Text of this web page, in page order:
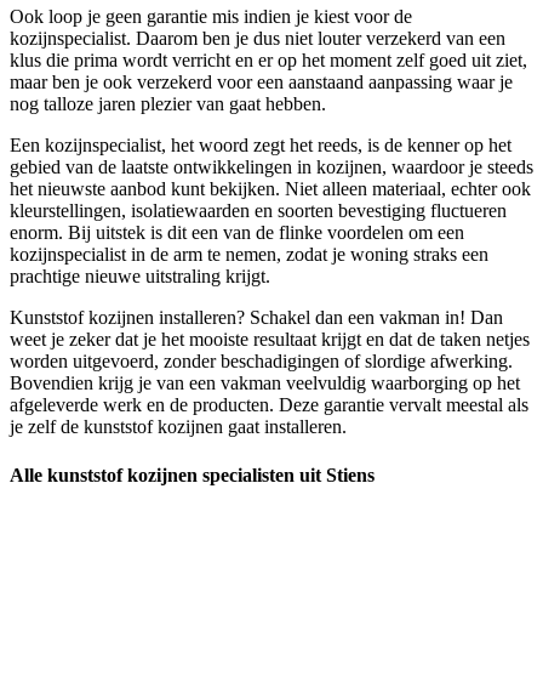
Ook loop je geen garantie mis indien je kiest voor de
kozijnspecialist. Daarom ben je dus niet louter verzekerd van een
klus die prima wordt verricht en er op het moment zelf goed uit ziet,
maar ben je ook verzekerd voor een aanstaand aanpassing waar je
nog talloze jaren plezier van gaat hebben.
Een kozijnspecialist, het woord zegt het reeds, is de kenner op het
gebied van de laatste ontwikkelingen in kozijnen, waardoor je steeds
het nieuwste aanbod kunt bekijken. Niet alleen materiaal, echter ook
kleurstellingen, isolatiewaarden en soorten bevestiging fluctueren
enorm. Bij uitstek is dit een van de flinke voordelen om een
kozijnspecialist in de arm te nemen, zodat je woning straks een
prachtige nieuwe uitstraling krijgt.
Kunststof kozijnen installeren? Schakel dan een vakman in! Dan
weet je zeker dat je het mooiste resultaat krijgt en dat de taken netjes
worden uitgevoerd, zonder beschadigingen of slordige afwerking.
Bovendien krijg je van een vakman veelvuldig waarborging op het
afgeleverde werk en de producten. Deze garantie vervalt meestal als
je zelf de kunststof kozijnen gaat installeren.
Alle kunststof kozijnen specialisten uit Stiens